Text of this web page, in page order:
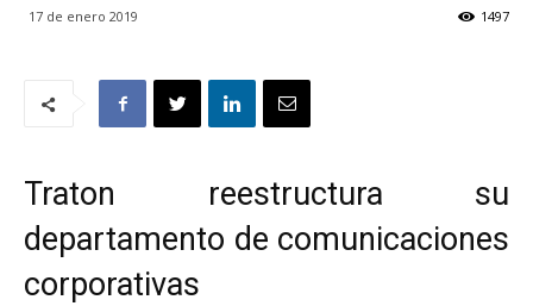
17 de enero 2019 1497
Traton reestructura su
departamento de comunicaciones
corporativas